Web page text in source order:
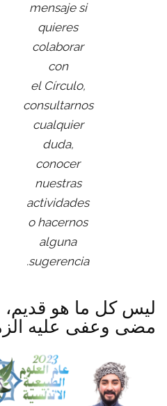
mensaje si
quieres
colaborar
con
el Círculo,
consultarnos
cualquier
duda,
conocer
nuestras
actividades
o hacernos
alguna
sugerencia.
ليس كل ما هو قديم،
مضى وعفى عليه